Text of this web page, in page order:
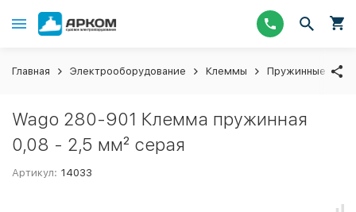
Главная Электрооборудование Клеммы Пружинные
Wago 280-901 Клемма пружинная
0,08 - 2,5 мм² серая
Артикул: 14033